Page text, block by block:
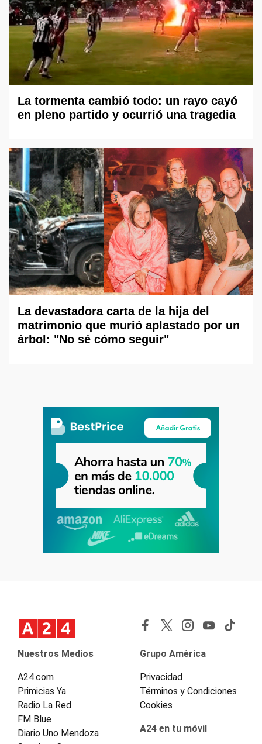
La tormenta cambió todo: un rayo cayó
en pleno partido y ocurrió una tragedia
La devastadora carta de la hija del
matrimonio que murió aplastado por un
árbol: "No sé cómo seguir"
Nuestros Medios
A24.com
Primicias Ya
Radio La Red
FM Blue
Diario Uno Mendoza
Grupo América
Privacidad
Términos y Condiciones
Cookies
A24 en tu móvil